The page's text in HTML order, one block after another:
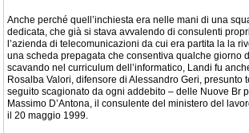
Anche perché quell’inchiesta era nelle mani di una
dedicata, che già si stava avvalendo di consulenti
l’azienda di telecomunicazioni da cui era partita la la
una scheda prepagata che consentiva qualche giorno
scavando nel curriculum dell’informatico, Landi fu
Rosalba Valori, difensore di Alessandro Geri, presunto
seguito scagionato da ogni addebito – delle Nuove Br
Massimo D’Antona, il consulente del ministero del
il 20 maggio 1999.